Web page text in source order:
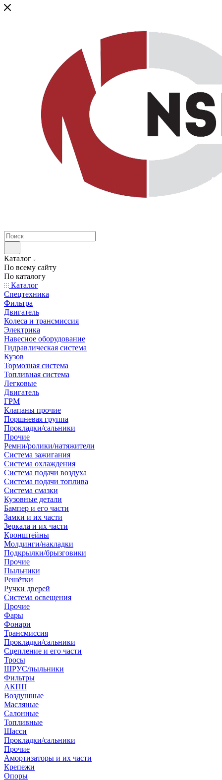
Каталог
По всему сайту
По каталогу
Каталог
Спецтехника
Фильтра
Двигатель
Колеса и трансмиссия
Электрика
Навесное оборудование
Гидравлическая система
Кузов
Тормозная система
Топливная система
Легковые
Двигатель
ГРМ
Клапаны прочие
Поршневая группа
Прокладки/сальники
Прочие
Ремни/ролики/натяжители
Система зажигания
Система охлаждения
Система подачи воздуха
Система подачи топлива
Система смазки
Кузовные детали
Бампер и его части
Замки и их части
Зеркала и их части
Кронштейны
Молдинги/накладки
Подкрылки/брызговики
Прочие
Пыльники
Решётки
Ручки дверей
Система освещения
Прочие
Фары
Фонари
Трансмиссия
Прокладки/сальники
Сцепление и его части
Тросы
ШРУС/пыльники
Фильтры
АКПП
Воздушные
Масляные
Салонные
Топливные
Шасси
Прокладки/сальники
Прочие
Амортизаторы и их части
Крепежи
Опоры